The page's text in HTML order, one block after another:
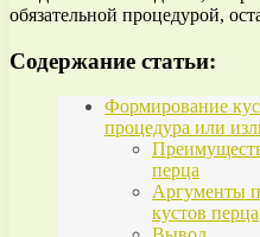
обязательной процедурой,
Содержание статьи:
Формирование
процедура или
перца
Аргументы
кустов перца